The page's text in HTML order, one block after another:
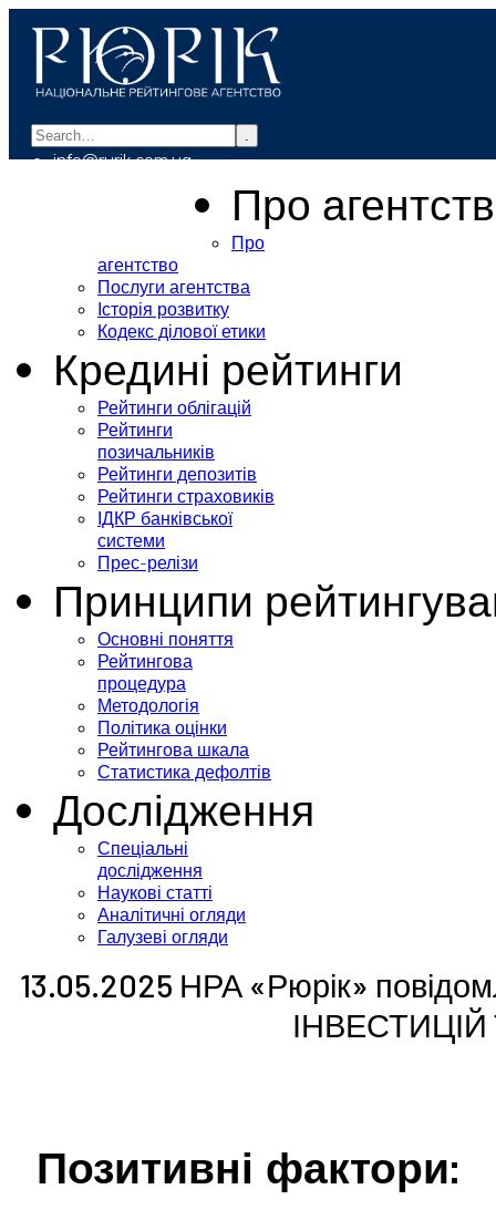
.
info@rurik.com.ua
Про
Про
агентство
Послуги агентства
Історія розвитку
Кодекс ділової етики
Кредині рейтинги
Рейтинги облігацій
Рейтинги
позичальників
Рейтинги депозитів
Рейтинги страховиків
ІДКР банківської
системи
Прес-релізи
Принципи
Основні поняття
Рейтингова
процедура
Методологія
Політика оцінки
Рейтингова шкала
Статистика дефолтів
Дослідження
Спеціальні
дослідження
Наукові статті
Аналітичні огляди
Галузеві огляди
13.05.2025 НРА «Рюрік»
Позитивні фактори: